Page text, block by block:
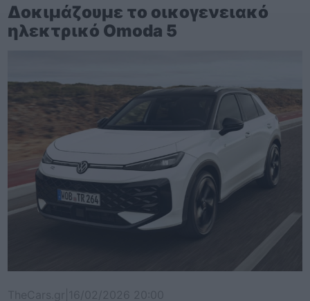
Δοκιμάζουμε το οικογενειακό
ηλεκτρικό Omoda 5